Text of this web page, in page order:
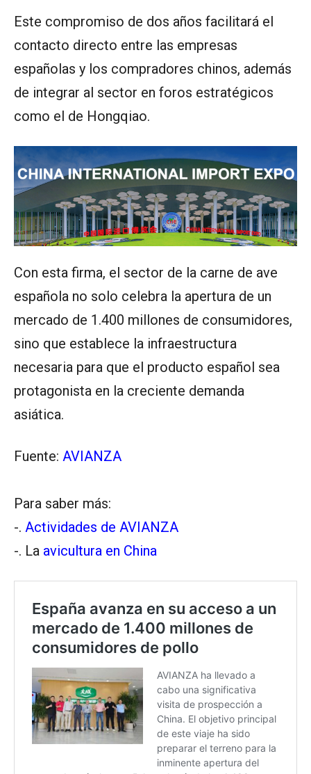
Este compromiso de dos años facilitará el
contacto directo entre las empresas
españolas y los compradores chinos, además
de integrar al sector en foros estratégicos
como el de Hongqiao.
Con esta firma, el sector de la carne de ave
española no solo celebra la apertura de un
mercado de 1.400 millones de consumidores,
sino que establece la infraestructura
necesaria para que el producto español sea
protagonista en la creciente demanda
asiática.
Fuente: AVIANZA
Para saber más:
-. Actividades de AVIANZA
-. La avicultura en China